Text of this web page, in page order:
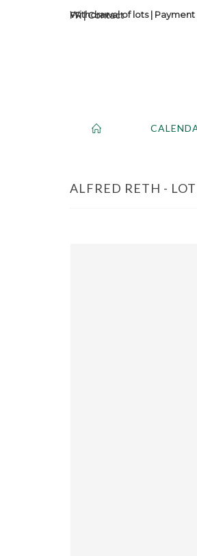
Contact
Withdrawal of lots| Payment
ALFRED RETH -